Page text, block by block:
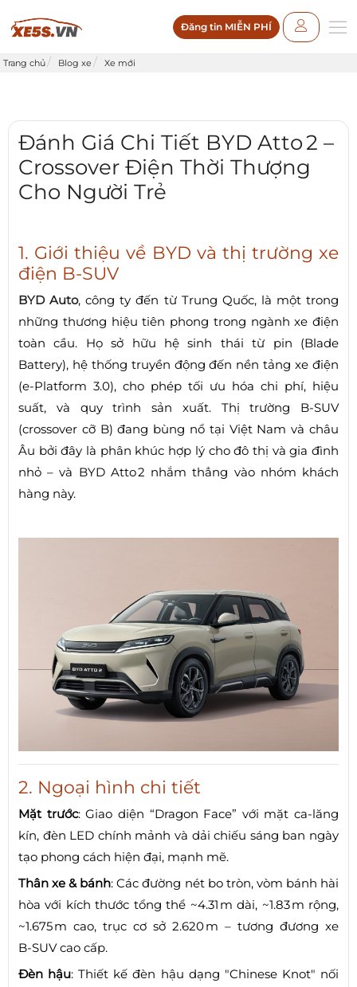
Đăng tin MIỄN PHÍ
Trang chủ Blog xe Xe mới
Đánh Giá Chi Tiết BYD Atto 2 –
Crossover Điện Thời Thượng
Cho Người Trẻ
1. Giới thiệu về BYD và thị trường xe
điện B‑SUV
BYD Auto, công ty đến từ Trung Quốc, là một trong
những thương hiệu tiên phong trong ngành xe điện
toàn cầu. Họ sở hữu hệ sinh thái từ pin (Blade
Battery), hệ thống truyền động đến nền tảng xe điện
(e‑Platform 3.0), cho phép tối ưu hóa chi phí, hiệu
suất, và quy trình sản xuất. Thị trường B‑SUV
(crossover cỡ B) đang bùng nổ tại Việt Nam và châu
Âu bởi đây là phân khúc hợp lý cho đô thị và gia đình
nhỏ – và BYD Atto 2 nhắm thẳng vào nhóm khách
hàng này.
2. Ngoại hình chi tiết
Mặt trước: Giao diện “Dragon Face” với mặt ca‑lăng
kín, đèn LED chính mảnh và dải chiếu sáng ban ngày
tạo phong cách hiện đại, mạnh mẽ.
Thân xe & bánh: Các đường nét bo tròn, vòm bánh hài
hòa với kích thước tổng thể ~4.31 m dài, ~1.83 m rộng,
~1.675 m cao, trục cơ sở 2.620 m – tương đương xe
B‑SUV cao cấp.
Đèn hậu: Thiết kế đèn hậu dạng "Chinese Knot" nối